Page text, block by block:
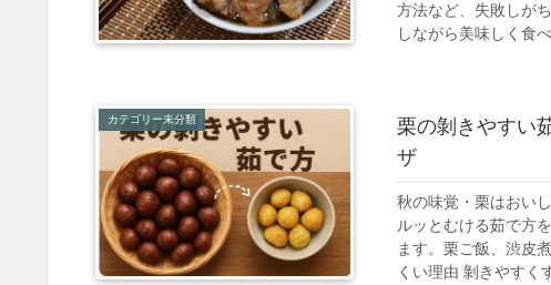
方法など、失敗しが
しながら美味しく食べ
カテゴリー未分類
栗の剝きやすい
ザ
秋の味覚・栗はおい
ルッとむける茹で方
ます。栗ご飯、渋皮
くい理由 剝きやすく